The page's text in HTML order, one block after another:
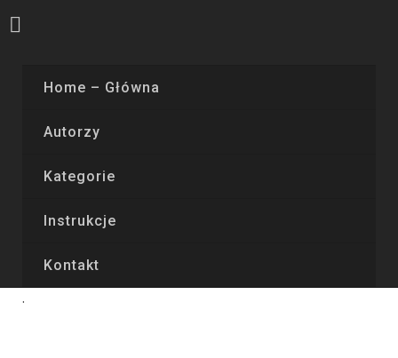
Home – Główna
Autorzy
Kategorie
Instrukcje
Kontakt